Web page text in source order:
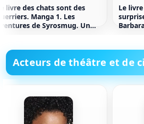
livre des chats sont des
Manga 1. Les
de Syrosmug. Un
Le
Acteurs de théâtre et de